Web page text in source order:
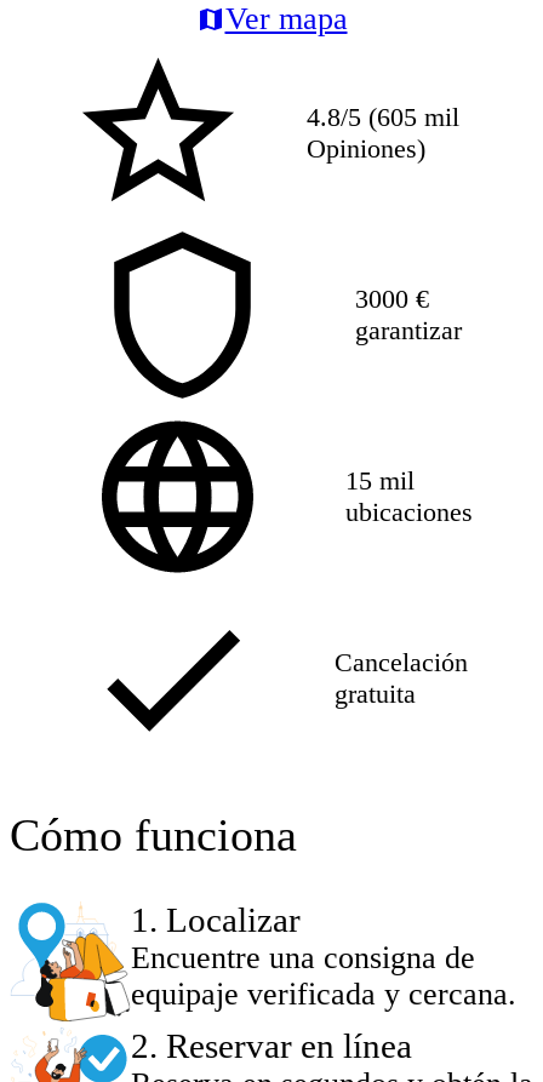
Ver mapa
4.8/5 (605 mil
Opiniones)
3000 €
garantizar
15 mil
ubicaciones
Cancelación
gratuita
Cómo funciona
1 . Localizar
Encuentre una consigna de
equipaje verificada y cercana.
2. Reservar en línea